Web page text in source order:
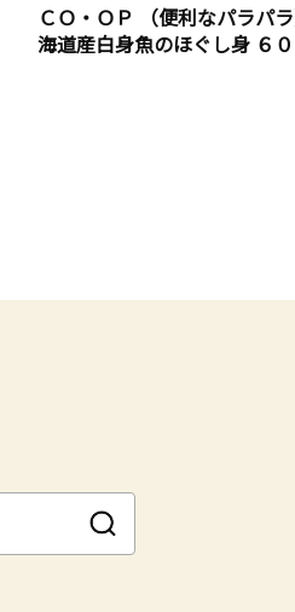
ＣＯ・ＯＰ （便利なパラパ
海道産白身魚のほぐし身 ６